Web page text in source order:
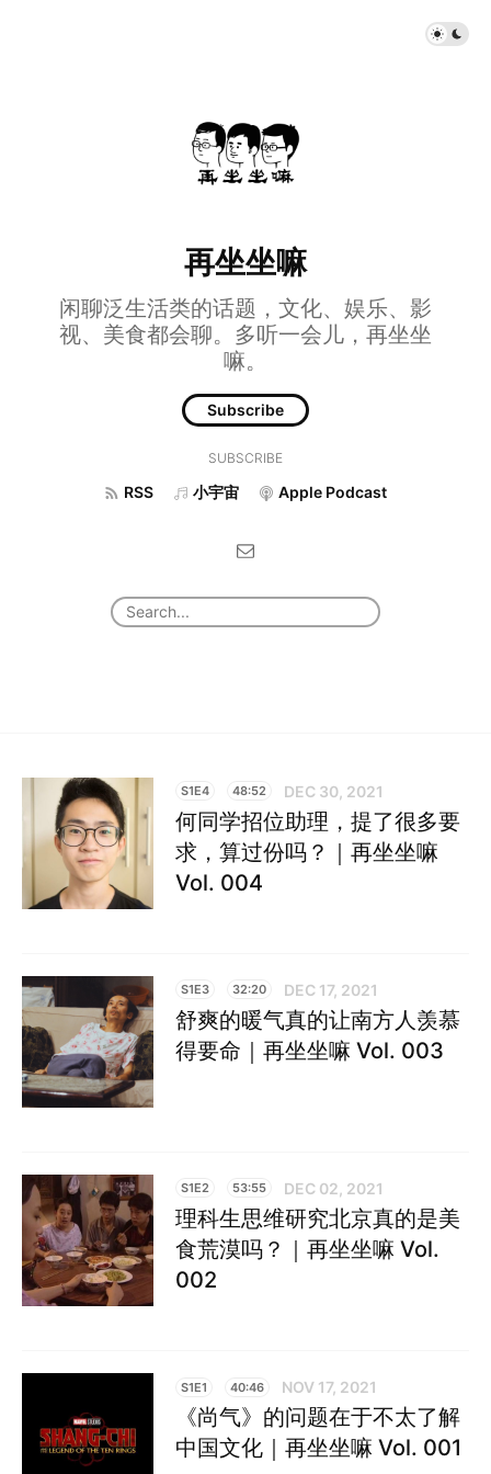
再坐坐嘛
闲聊泛生活类的话题，文化、娱乐、影
视、美食都会聊。多听一会儿，再坐坐
嘛。
Subscribe
SUBSCRIBE
RSS 小宇宙 Apple Podcast
S1E4 48:52 DEC 30, 2021
何同学招位助理，提了很多要
求，算过份吗？｜再坐坐嘛
Vol. 004
S1E3 32:20 DEC 17, 2021
舒爽的暖气真的让南方人羡慕
得要命｜再坐坐嘛 Vol. 003
S1E2 53:55 DEC 02, 2021
理科生思维研究北京真的是美
食荒漠吗？｜再坐坐嘛 Vol.
002
S1E1 40:46 NOV 17, 2021
《尚气》的问题在于不太了解
中国文化｜再坐坐嘛 Vol. 001